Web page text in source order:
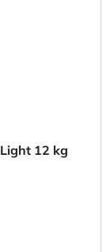
12 kg